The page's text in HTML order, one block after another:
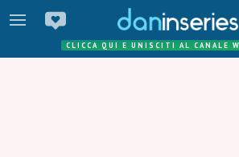
CLICCA QUI E UNISCITI AL CANALE